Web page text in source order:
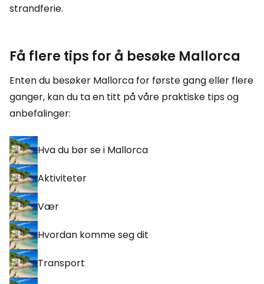
strandferie.
Få flere tips for å besøke Mallorca
Enten du besøker Mallorca for første gang eller flere
ganger, kan du ta en titt på våre praktiske tips og
anbefalinger:
Hva du bør se i Mallorca
Aktiviteter
Vær
Hvordan komme seg dit
Transport